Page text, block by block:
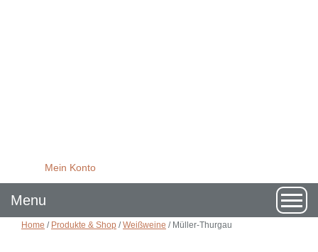
Mein Konto
Menu
Home / Produkte & Shop /Weißweine / Müller-Thurgau